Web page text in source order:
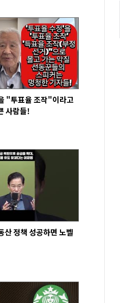
"투표율 조작"이라고
사람들!
정책 성공하면 노벨